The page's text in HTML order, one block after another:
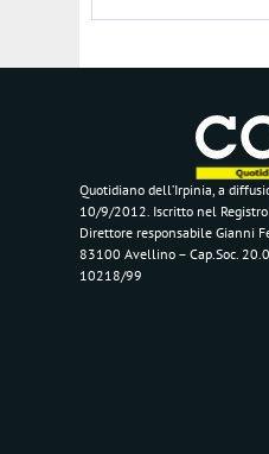
Quotidiano dell’Irpinia, a
10/9/2012. Iscritto nel
Direttore responsabile Gianni
83100 Avellino – Cap.Soc.
10218/99